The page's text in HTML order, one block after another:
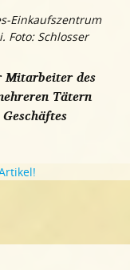
Einkaufszentrum
Foto: Schlosser
Mitarbeiter des
Tätern